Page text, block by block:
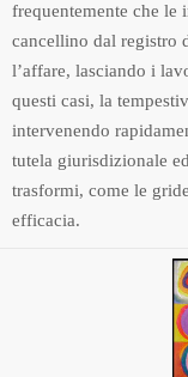
frequentemente che le
cancellino dal registro
l’affare, lasciando i
questi casi, la
intervenendo
tutela giurisdizionale
trasformi, come le
efficacia.